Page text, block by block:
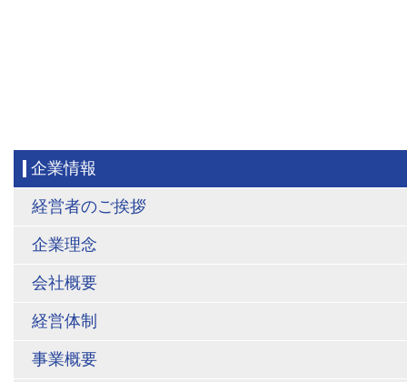
企業情報
経営者のご挨拶
企業理念
会社概要
経営体制
事業概要